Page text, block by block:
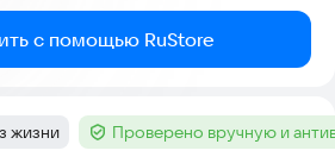
с помощью RuStore
:
жизни Тег :Проверено вручную и